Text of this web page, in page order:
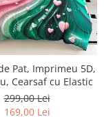
Pat, Imprimeu 5D,
Cearsaf cu Elastic
299,00 Lei
169,00 Lei